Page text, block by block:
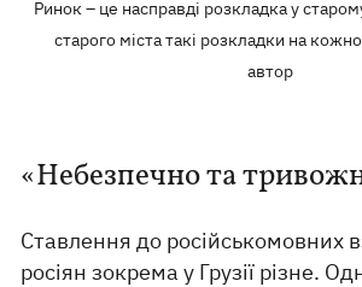
Ринок – це насправді розкладка у
старого міста такі розкладки на
автор
«Небезпечно та
Ставлення до російськомовних
росіян зокрема у Грузії різне.